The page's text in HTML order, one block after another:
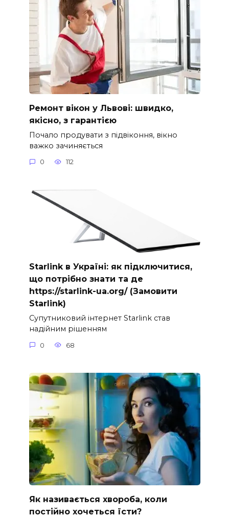
Ремонт вікон у Львові: швидко,
якісно, з гарантією
Почало продувати з підвіконня, вікно
важко зачиняється
0 112
Starlink в Україні: як підключитися,
що потрібно знати та де
https://starlink-ua.org/ (Замовити
Starlink)
Супутниковий інтернет Starlink став
надійним рішенням
0 68
Як називається хвороба, коли
постійно хочеться їсти?